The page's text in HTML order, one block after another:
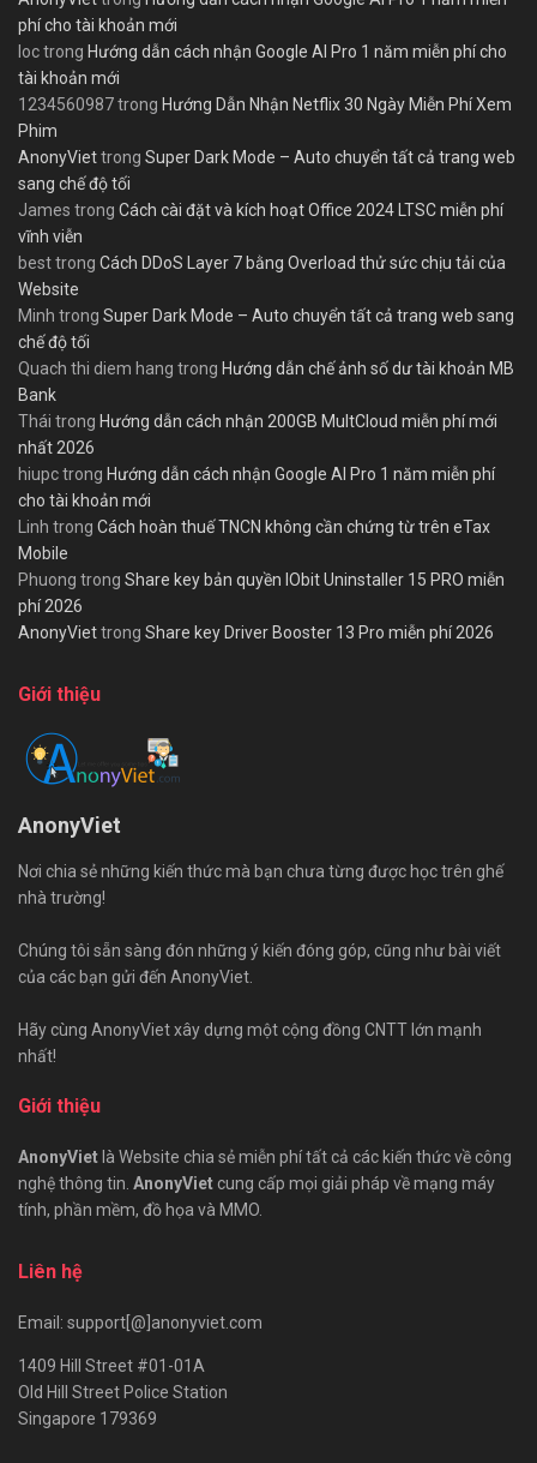
phí cho tài khoản mới
loctrong Hướng dẫn cách nhận Google AI Pro 1 năm miễn phí cho
tài khoản mới
1234560987trong Hướng Dẫn Nhận Netflix 30 Ngày Miễn Phí Xem
Phim
AnonyViettrong Super Dark Mode – Auto chuyển tất cả trang web
sang chế độ tối
James trong Cách cài đặt và kích hoạt Office 2024 LTSC miễn phí
vĩnh viễn
besttrong Cách DDoS Layer 7 bằng Overload thử sức chịu tải của
Website
Minh trong Super Dark Mode – Auto chuyển tất cả trang web sang
chế độ tối
Quach thi diem hang trong Hướng dẫn chế ảnh số dư tài khoản MB
Bank
Thái trong Hướng dẫn cách nhận 200GB MultCloud miễn phí mới
nhất 2026
hiupctrong Hướng dẫn cách nhận Google AI Pro 1 năm miễn phí
cho tài khoản mới
Linh trong Cách hoàn thuế TNCN không cần chứng từ trên eTax
Mobile
Phuong trong Share key bản quyền IObit Uninstaller 15 PRO miễn
phí 2026
AnonyViettrong Share key Driver Booster 13 Pro miễn phí 2026
Giới thiệu
AnonyViet
Nơi chia sẻ những kiến thức mà bạn chưa từng được học trên ghế
nhà trường!
Chúng tôi sẵn sàng đón những ý kiến đóng góp, cũng như bài viết
của các bạn gửi đến AnonyViet.
Hãy cùng AnonyViet xây dựng một cộng đồng CNTT lớn mạnh
nhất!
Giới thiệu
AnonyViet là Website chia sẻ miễn phí tất cả các kiến thức về công
nghệ thông tin. AnonyViet cung cấp mọi giải pháp về mạng máy
tính, phần mềm, đồ họa và MMO.
Liên hệ
Email: support[@]anonyviet.com
1409 Hill Street #01-01A
Old Hill Street Police Station
Singapore 179369